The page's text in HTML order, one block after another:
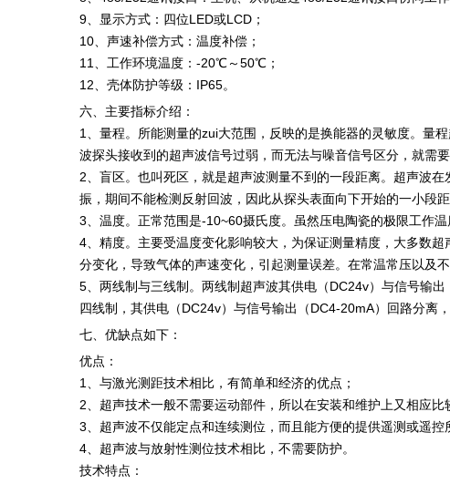
9、显示方式：四位LED或LCD；
10、声速补偿方式：温度补偿；
11、工作环境温度：-20℃～50℃；
12、壳体防护等级：IP65。
六、主要指标介绍：
1、量程。所能测量的zui大范围，反映的是换能器的灵敏度。量
波探头接收到的超声波信号过弱，而无法与噪音信号区分，就需
2、盲区。也叫死区，就是超声波测量不到的一段距离。超声波
振，期间不能检测反射回波，因此从探头表面向下开始的一小段
3、温度。正常范围是-10~60摄氏度。虽然压电陶瓷的极限工作
4、精度。主要受温度变化影响较大，为保证测量精度，大多数
分变化，导致气体的声速变化，引起测量误差。在常温常压以及
5、两线制与三线制。两线制超声波其供电（DC24v）与信号输
四线制，其供电（DC24v）与信号输出（DC4-20mA）回路分离
七、优缺点如下：
优点：
1、与激光测距技术相比，有简单和经济的优点；
2、超声技术一般不需要运动部件，所以在安装和维护上又相应比
3、超声波不仅能定点和连续测位，而且能方便的提供遥测或遥控
4、超声波与放射性测位技术相比，不需要防护。
技术特点：